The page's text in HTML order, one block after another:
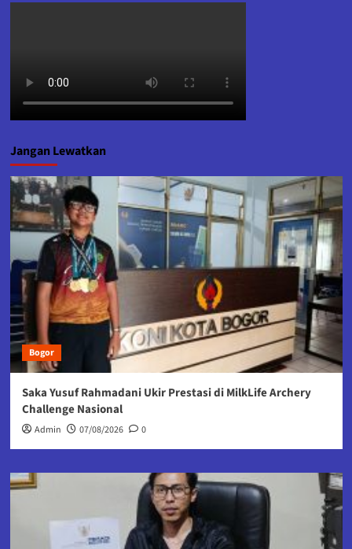
Jangan Lewatkan
Bogor
Saka Yusuf Rahmadani Ukir Prestasi di MilkLife Archery
Challenge Nasional
Admin 07/08/2026 0